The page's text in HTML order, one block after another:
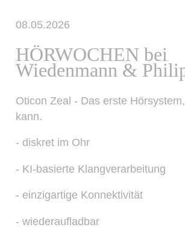
08.05.2026
HÖRWOCHEN bei
Wiedenmann &
Oticon Zeal - Das erste
kann.
- diskret im Ohr
- KI-basierte Klangverarbeitung
- einzigartige Konnektivität
- wiederaufladbar